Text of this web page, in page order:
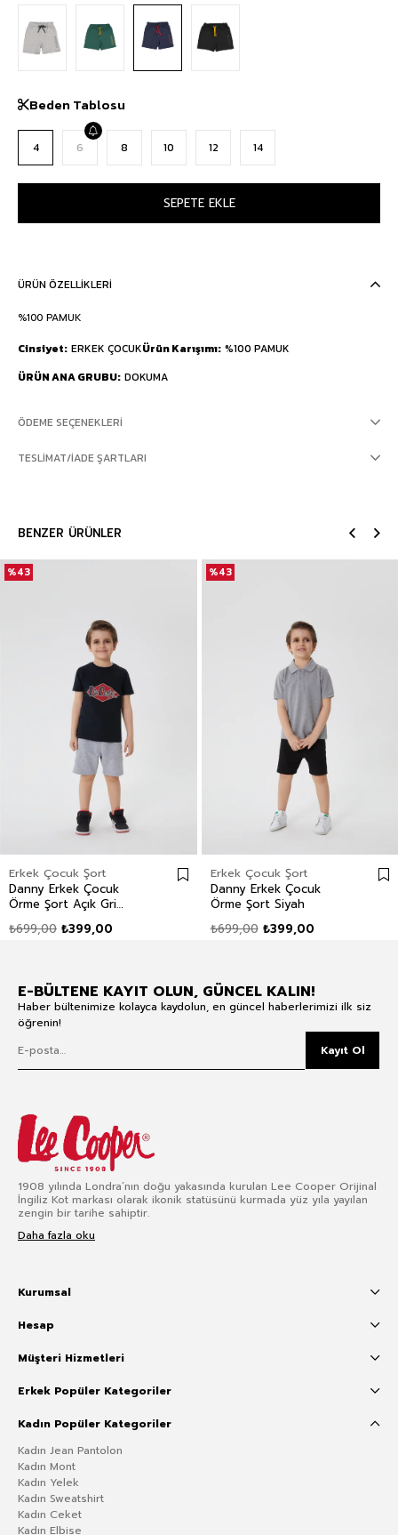
Beden Tablosu
4 6 8 10 12 14
ÜRÜN ÖZELLIKLERI
%100 PAMUK
Cinsiyet ERKEK ÇOCUKÜrün Karışımı %100 PAMUK
ÜRÜN ANA GRUBU DOKUMA
ÖDEME SEÇENEKLERI
TESLIMAT/İADE ŞARTLARI
BENZER ÜRÜNLER
Erkek Çocuk Şort
Danny Erkek Çocuk
Örme Şort Açık Gri
₺399,00
₺699,00
%43
Erkek Çocuk Şort
Danny Erkek Çocuk
Örme Şort Siyah
₺399,00
₺699,00
%43
E-BÜLTENE KAYIT OLUN, GÜNCEL KALIN!
Haber bültenimize kolayca kaydolun, en güncel haberlerimizi ilk siz
öğrenin!
Kayıt Ol
1908 yılında Londra’nın doğu yakasında kurulan Lee Cooper Orijinal
İngiliz Kot markası olarak ikonik statüsünü kurmada yüz yıla yayılan
zengin bir tarihe sahiptir.
Daha fazla oku
Kurumsal
Hesap
Müşteri Hizmetleri
Erkek Popüler Kategoriler
Kadın Popüler Kategoriler
Kadın Jean Pantolon
Kadın Mont
Kadın Yelek
Kadın Sweatshirt
Kadın Ceket
Kadın Elbise